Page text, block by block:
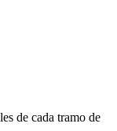
de cada tramo de